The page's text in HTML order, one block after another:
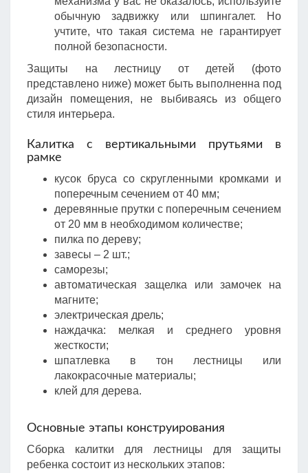
обычную задвижку или шпингалет. Но
учтите, что такая система не гарантирует
полной безопасности.
Защиты на лестницу от детей (фото
представлено ниже) может быть выполненна под
дизайн помещения, не выбиваясь из общего
стиля интерьера.
Калитка с вертикальными прутьями в
рамке
кусок бруса со скругленными кромками и
поперечным сечением от 40 мм;
деревянные прутки с поперечным сечением
от 20 мм в необходимом количестве;
пилка по дереву;
завесы – 2 шт.;
саморезы;
автоматическая защелка или замочек на
магните;
электрическая дрель;
наждачка: мелкая и среднего уровня
жесткости;
шпатлевка в тон лестницы или
лакокрасочные материалы;
клей для дерева.
Основные этапы конструирования
Сборка калитки для лестницы для защиты
ребенка состоит из нескольких этапов: